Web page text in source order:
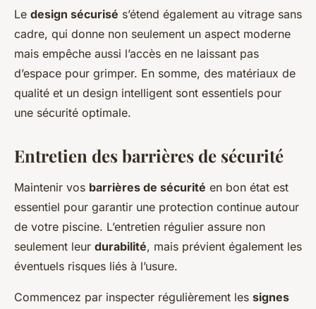
Le design sécurisé s’étend également au vitrage sans
cadre, qui donne non seulement un aspect moderne
mais empêche aussi l’accès en ne laissant pas
d’espace pour grimper. En somme, des matériaux de
qualité et un design intelligent sont essentiels pour
une sécurité optimale.
Entretien des barrières de sécurité
Maintenir vos barrières de sécurité en bon état est
essentiel pour garantir une protection continue autour
de votre piscine. L’entretien régulier assure non
seulement leur durabilité, mais prévient également les
éventuels risques liés à l’usure.
Commencez par inspecter régulièrement les signes